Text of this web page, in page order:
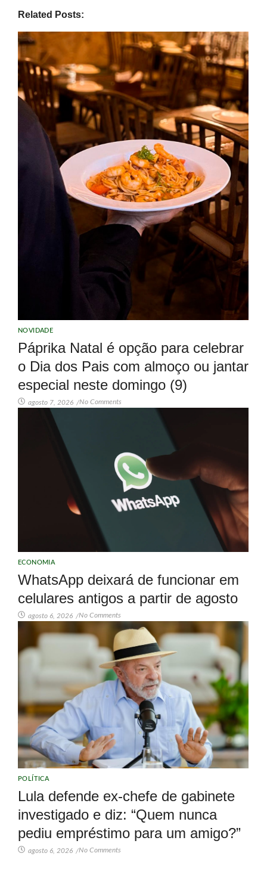
Related Posts:
NOVIDADE
Páprika Natal é opção para celebrar
o Dia dos Pais com almoço ou jantar
especial neste domingo (9)
agosto 7, 2026 /No Comments
ECONOMIA
WhatsApp deixará de funcionar em
celulares antigos a partir de agosto
agosto 6, 2026 /No Comments
POLÍTICA
Lula defende ex-chefe de gabinete
investigado e diz: “Quem nunca
pediu empréstimo para um amigo?”
agosto 6, 2026 /No Comments